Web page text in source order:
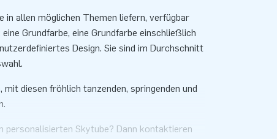
in allen möglichen Themen liefern, verfügbar
Grundfarbe, eine Grundfarbe einschließlich
Design. Sie sind im Durchschnitt
diesen fröhlich tanzenden, springenden und
personalisierten Skytube? Dann kontaktieren